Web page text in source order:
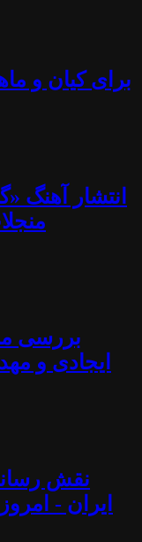
برای کیان و
انتشار آهنگ
بررسی
ایجادی و
نقش
ایران -